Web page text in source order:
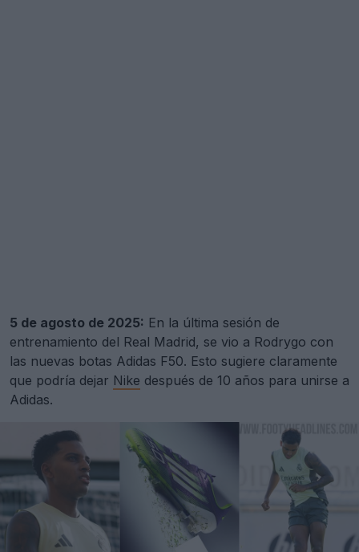
5 de agosto de 2025: En la última sesión de
entrenamiento del Real Madrid, se vio a Rodrygo con
las nuevas botas Adidas F50. Esto sugiere claramente
que podría dejar Nike después de 10 años para unirse a
Adidas.